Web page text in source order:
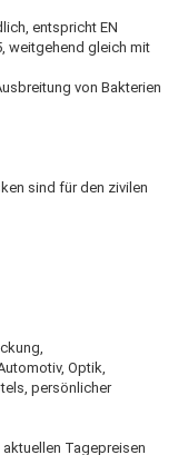
entspricht EN
weitgehend gleich mit
von Bakterien
sind für den zivilen
Optik,
persönlicher
Tagepreisen